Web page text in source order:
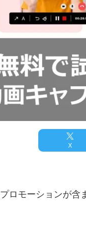
X
ロモーションが含